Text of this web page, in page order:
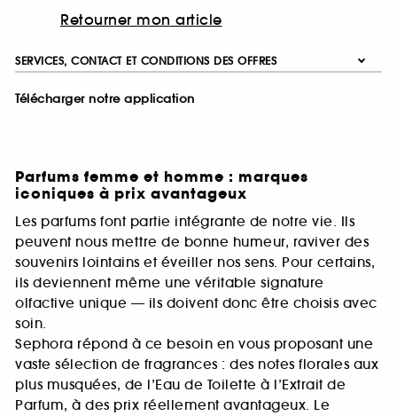
Retourner mon article
SERVICES, CONTACT ET CONDITIONS DES OFFRES
Télécharger notre application
Parfums femme et homme : marques
iconiques à prix avantageux
Les parfums font partie intégrante de notre vie. Ils
peuvent nous mettre de bonne humeur, raviver des
souvenirs lointains et éveiller nos sens. Pour certains,
ils deviennent même une véritable signature
olfactive unique — ils doivent donc être choisis avec
soin.
Sephora répond à ce besoin en vous proposant une
vaste sélection de fragrances : des notes florales aux
plus musquées, de l’Eau de Toilette à l’Extrait de
Parfum, à des prix réellement avantageux. Le